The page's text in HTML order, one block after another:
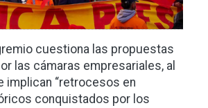
cuestiona las propuestas
las cámaras empresariales, al
implican “retrocesos en
conquistados por los